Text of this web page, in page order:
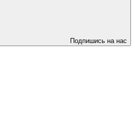
Подпишись на нас